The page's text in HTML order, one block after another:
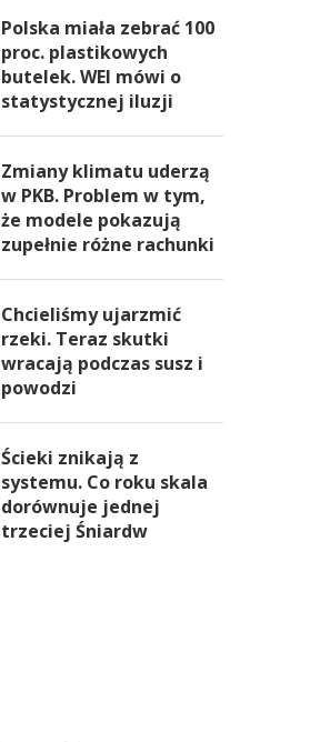
Polska miała zebrać 100
proc. plastikowych
butelek. WEI mówi o
statystycznej iluzji
Zmiany klimatu uderzą
w PKB. Problem w tym,
że modele pokazują
zupełnie różne rachunki
Chcieliśmy ujarzmić
rzeki. Teraz skutki
wracają podczas susz i
powodzi
Ścieki znikają z
systemu. Co roku skala
dorównuje jednej
trzeciej Śniardw